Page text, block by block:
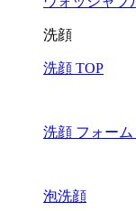
洗顔
洗顔 TOP
洗顔 フォー
泡洗顔